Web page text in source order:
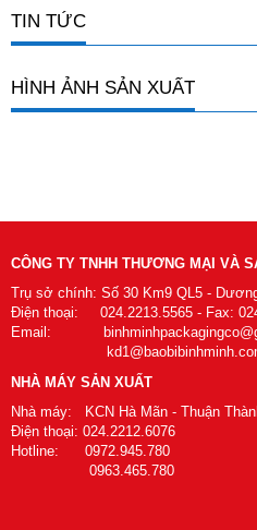
TIN TỨC
HÌNH ẢNH SẢN XUẤT
CÔNG TY TNHH THƯƠNG MẠI VÀ
Trụ sở chính: Số 30 Km9 QL5 -
Điện thoại: 024.2213.5565 - Fax:
Email:
NHÀ MÁY SẢN XUẤT
Nhà máy: KCN Hà Mãn - Thuận
Điện thoại: 024.2212.6076
Hotline: 0972.945.780
0963.465.780